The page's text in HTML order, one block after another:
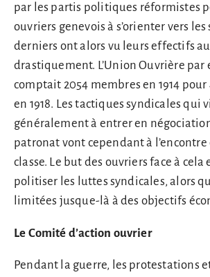
par les partis politiques réformistes
ouvriers genevois à s’orienter vers les
derniers ont alors vu leurs effectifs
drastiquement. L’Union Ouvrière par
comptait 2054 membres en 1914
en 1918. Les tactiques syndicales qui
généralement à entrer en
patronat vont cependant à
classe. Le but des ouvriers face à cela
politiser les luttes syndicales, alors
limitées jusque-là à des objectifs
Le Comité d’action ouvrier
Pendant la guerre, les protestations